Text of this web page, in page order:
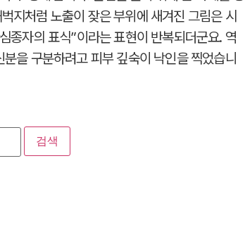
지처럼 노출이 잦은 부위에 새겨진 그림은 시
종자의 표식”이라는 표현이 반복되더군요. 역
을 구분하려고 피부 깊숙이 낙인을 찍었습니